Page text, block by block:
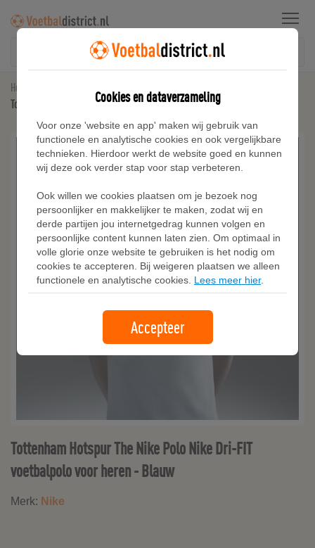
Menu
Home
Tottenham Hotspur The Nike Polo Nike Dri-FIT voetbalpolo voor heren - Blauw
Tottenham Hotspur The Nike Polo Nike Dri-FIT
voetbalpolo voor heren - Blauw
Merk: Nike
Cookies en dataverzameling
Voor onze 'website en app' maken wij gebruik van
functionele en analytische cookies en ook vergelijkbare
technieken. Hierdoor werkt de website goed en kunnen
wij deze ook verder stap voor stap verbeteren.
Ook willen we cookies plaatsen om je bezoek nog
persoonlijker en makkelijker te maken, zodat wij en
derde partijen jou internetgedrag kunnen volgen en
persoonlijke content kunnen laten zien. Om optimaal in
volle glorie onze website te gebruiken is het nodig om
cookies te accepteren. Bij weigeren plaatsen we alleen
functionele en analytische cookies. Lees meer hier.
Accepteer